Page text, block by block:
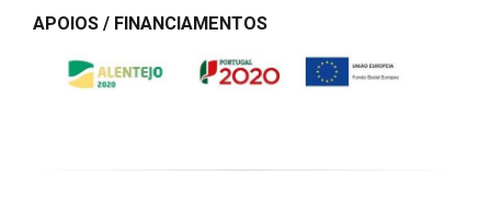
APOIOS / FINANCIAMENTOS